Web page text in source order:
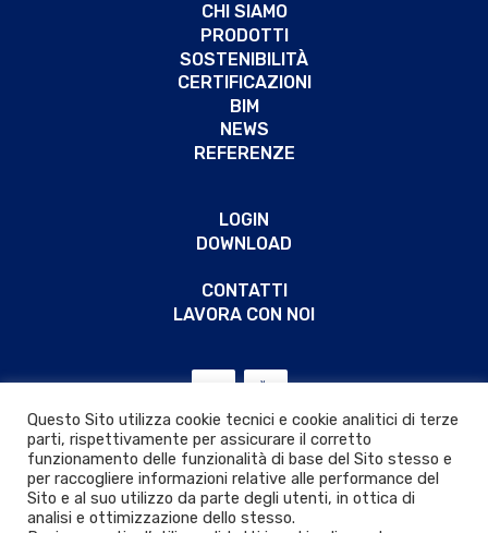
CHI SIAMO
PRODOTTI
SOSTENIBILITÀ
CERTIFICAZIONI
BIM
NEWS
REFERENZE
LOGIN
DOWNLOAD
CONTATTI
LAVORA CON NOI
Questo Sito utilizza cookie tecnici e cookie analitici di terze
parti, rispettivamente per assicurare il corretto
funzionamento delle funzionalità di base del Sito stesso e
per raccogliere informazioni relative alle performance del
Sito e al suo utilizzo da parte degli utenti, in ottica di
analisi e ottimizzazione dello stesso.